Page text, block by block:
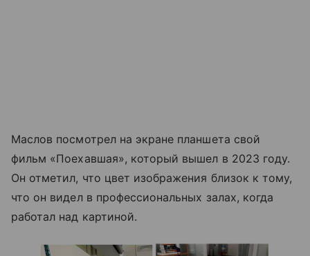
Маслов посмотрел на экране планшета свой
фильм «Поехавшая», который вышел в 2023 году.
Он отметил, что цвет изображения близок к тому,
что он видел в профессиональных залах, когда
работал над картиной.